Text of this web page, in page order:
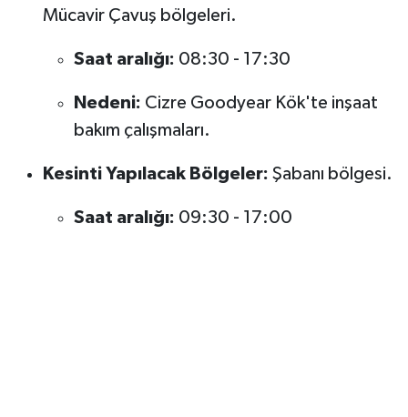
Mücavir Çavuş bölgeleri.
Saat aralığı: 08:30 - 17:30
Nedeni: Cizre Goodyear Kök'te inşaat
bakım çalışmaları.
Kesinti Yapılacak Bölgeler: Şabanı bölgesi.
Saat aralığı: 09:30 - 17:00